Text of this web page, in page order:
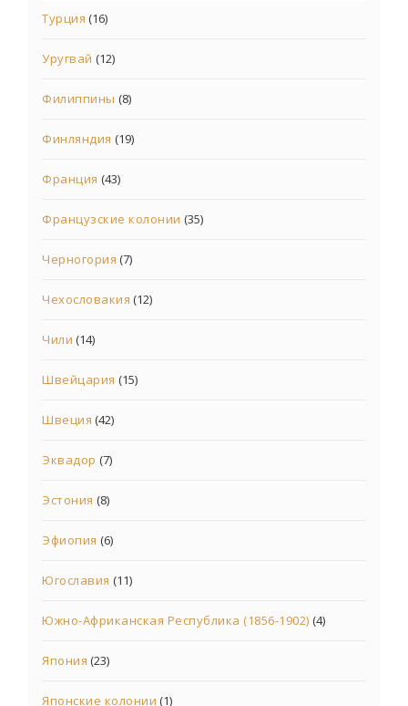
Турция (16)
Уругвай (12)
Филиппины (8)
Финляндия (19)
Франция (43)
Французские колонии (35)
Черногория (7)
Чехословакия (12)
Чили (14)
Швейцария (15)
Швеция (42)
Эквадор (7)
Эстония (8)
Эфиопия (6)
Югославия (11)
Южно-Африканская Республика (1856-1902) (4)
Япония (23)
Японские колонии (1)